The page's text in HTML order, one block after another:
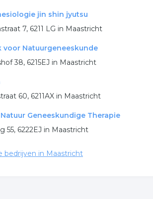
jin shin jyutsu
7, 6211 LG in Maastricht
voor Natuurgeneeskunde
38, 6215EJ in Maastricht
60, 6211AX in Maastricht
Geneeskundige Therapie
55, 6222EJ in Maastricht
bedrijven in Maastricht